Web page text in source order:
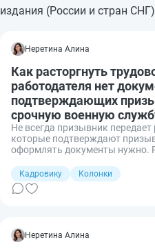
издания (России и стран
Неретина Алина
Как расторгнуть
работодателя нет
подтверждающих
срочную военную
Не всегда призывник
которые подтверждают
оформлять документы нужно.
Кадровику
Колонки
Неретина Алина